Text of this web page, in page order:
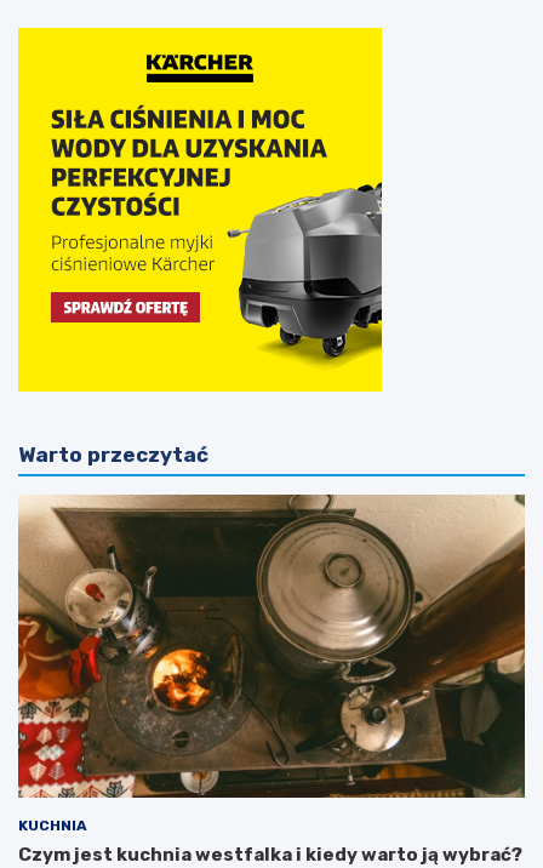
Warto przeczytać
KUCHNIA
Czym jest kuchnia westfalka i kiedy warto ją wybrać?